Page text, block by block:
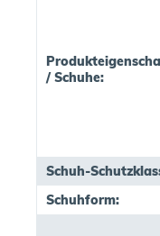
/ Schuhe:
Schuh-
Schuhform: